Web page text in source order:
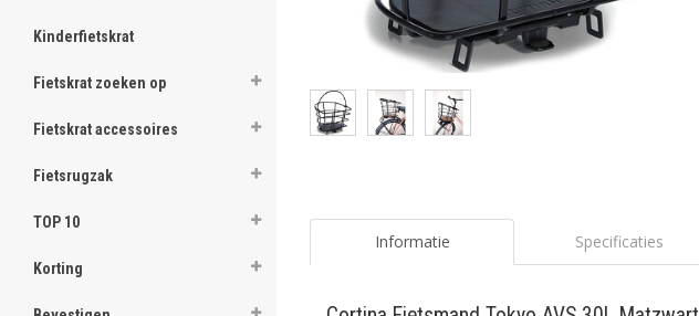
Kinderfietskrat
Fietskrat zoeken op
Fietskrat accessoires
Fietsrugzak
TOP 10
Korting
Informatie Specificaties